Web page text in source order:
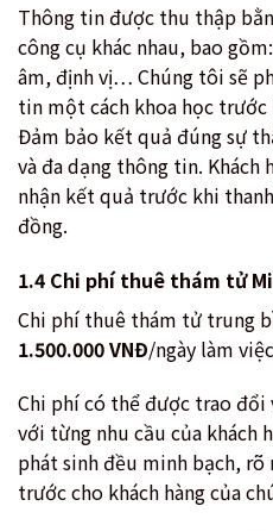
Thông tin được thu thập
công cụ khác nhau, bao
âm, định vị… Chúng tôi sẽ
tin một cách khoa học trước
Đảm bảo kết quả đúng sự
và đa dạng thông tin. Khách
nhận kết quả trước khi
đồng.
1.4 Chi phí thuê thám tử
Chi phí thuê thám tử trung
1.500.000 VNĐ/ngày làm
Chi phí có thể được trao đổi
với từng nhu cầu của khách
phát sinh đều minh bạch, rõ
trước cho khách hàng của